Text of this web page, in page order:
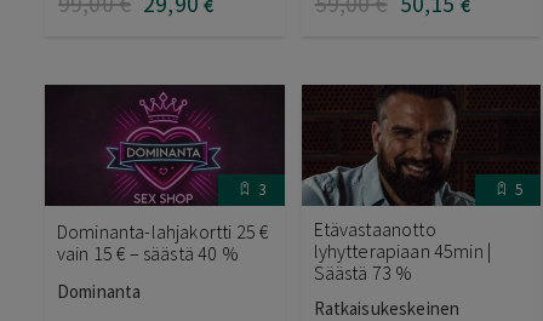
3
Dominanta-lahjakortti 25 €
vain 15 € – säästä 40 %
Dominanta
5
Etävastaanotto
lyhytterapiaan 45min |
Säästä 73 %
Ratkaisukeskeinen